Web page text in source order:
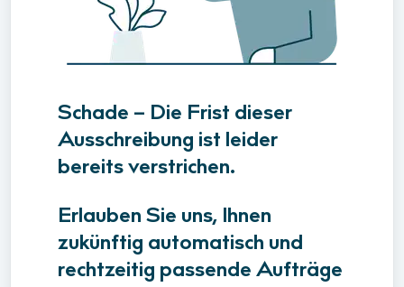
Schade – Die Frist dieser
Ausschreibung ist leider
bereits verstrichen.
Erlauben Sie uns, Ihnen
zukünftig automatisch und
rechtzeitig passende Aufträge